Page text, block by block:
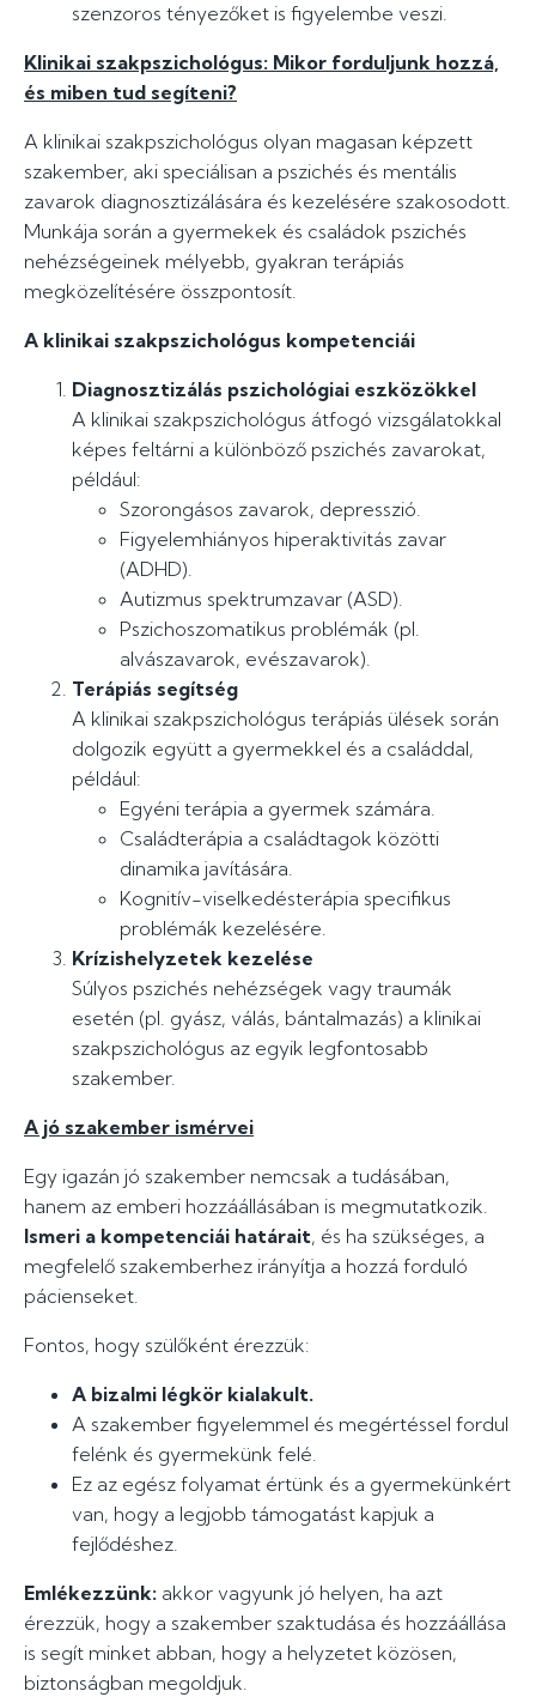
szenzoros tényezőket is figyelembe veszi.
Klinikai szakpszichológus: Mikor forduljunk hozzá,
és miben tud segíteni?
A klinikai szakpszichológus olyan magasan képzett
szakember, aki speciálisan a pszichés és mentális
zavarok diagnosztizálására és kezelésére szakosodott.
Munkája során a gyermekek és családok pszichés
nehézségeinek mélyebb, gyakran terápiás
megközelítésére összpontosít.
A klinikai szakpszichológus kompetenciái
Diagnosztizálás pszichológiai eszközökkel
A klinikai szakpszichológus átfogó vizsgálatokkal
képes feltárni a különböző pszichés zavarokat,
például:
Szorongásos zavarok, depresszió.
Figyelemhiányos hiperaktivitás zavar
(ADHD).
Autizmus spektrumzavar (ASD).
Pszichoszomatikus problémák (pl.
alvászavarok, evészavarok).
Terápiás segítség
A klinikai szakpszichológus terápiás ülések során
dolgozik együtt a gyermekkel és a családdal,
például:
Egyéni terápia a gyermek számára.
Családterápia a családtagok közötti
dinamika javítására.
Kognitív-viselkedésterápia specifikus
problémák kezelésére.
Krízishelyzetek kezelése
Súlyos pszichés nehézségek vagy traumák
esetén (pl. gyász, válás, bántalmazás) a klinikai
szakpszichológus az egyik legfontosabb
szakember.
A jó szakember ismérvei
Egy igazán jó szakember nemcsak a tudásában,
hanem az emberi hozzáállásában is megmutatkozik.
Ismeri a kompetenciái határait, és ha szükséges, a
megfelelő szakemberhez irányítja a hozzá forduló
pácienseket.
Fontos, hogy szülőként érezzük:
A bizalmi légkör kialakult.
A szakember figyelemmel és megértéssel fordul
felénk és gyermekünk felé.
Ez az egész folyamat értünk és a gyermekünkért
van, hogy a legjobb támogatást kapjuk a
fejlődéshez.
Emlékezzünk: akkor vagyunk jó helyen, ha azt
érezzük, hogy a szakember szaktudása és hozzáállása
is segít minket abban, hogy a helyzetet közösen,
biztonságban megoldjuk.